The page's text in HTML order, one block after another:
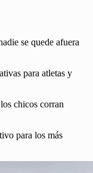
se quede afuera
para atletas y
chicos corran
para los más